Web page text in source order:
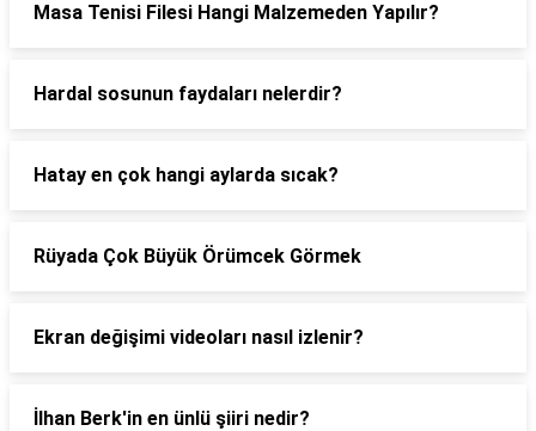
Masa Tenisi Filesi Hangi Malzemeden Yapılır?
Hardal sosunun faydaları nelerdir?
Hatay en çok hangi aylarda sıcak?
Rüyada Çok Büyük Örümcek Görmek
Ekran değişimi videoları nasıl izlenir?
İlhan Berk'in en ünlü şiiri nedir?